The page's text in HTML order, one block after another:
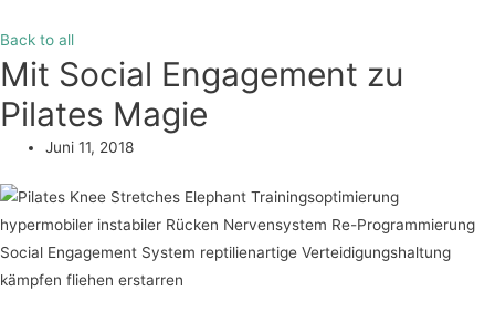
Back to all
Mit Social Engagement zu
Pilates Magie
Juni 11, 2018